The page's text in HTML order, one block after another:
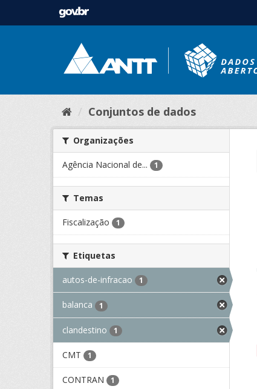
Conjuntos de dados
Organizações
Agência Nacional de... 1
Temas
Fiscalização 1
Etiquetas
autos-de-infracao 1
balanca 1
clandestino 1
CMT 1
CONTRAN 1